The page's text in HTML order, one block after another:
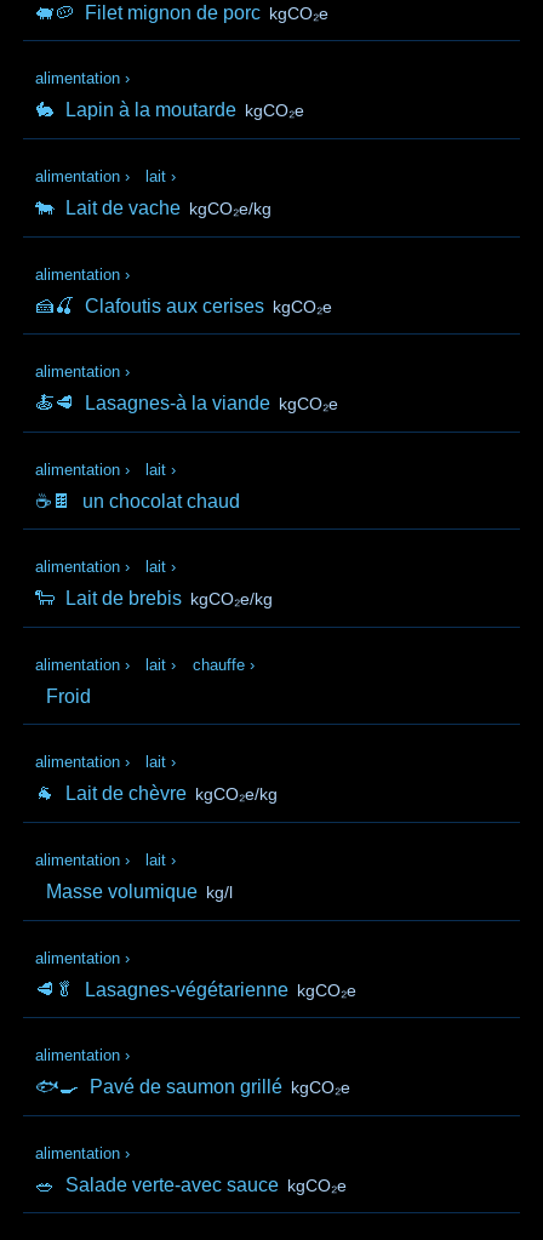
🐖🥔 Filet mignon de porc kgCO₂e
alimentation ›
🐇 Lapin à la moutarde kgCO₂e
alimentation › lait ›
🐄 Lait de vache kgCO₂e/kg
alimentation ›
🍰🍒 Clafoutis aux cerises kgCO₂e
alimentation ›
🍝🥩 Lasagnes-à la viande kgCO₂e
alimentation › lait ›
☕🍫 un chocolat chaud
alimentation › lait ›
🐑 Lait de brebis kgCO₂e/kg
alimentation › lait › chauffe ›
Froid
alimentation › lait ›
🐐 Lait de chèvre kgCO₂e/kg
alimentation › lait ›
Masse volumique kg/l
alimentation ›
🥩🥬 Lasagnes-végétarienne kgCO₂e
alimentation ›
🐟🍳 Pavé de saumon grillé kgCO₂e
alimentation ›
🥗 Salade verte-avec sauce kgCO₂e